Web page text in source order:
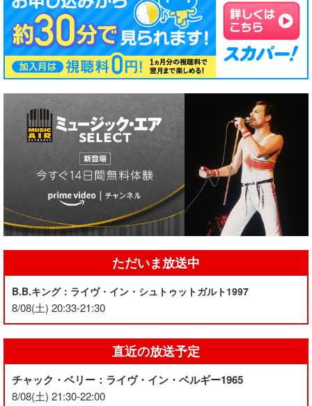
ただいま放送中
B.B.キング：ライヴ・イン・シュトゥットガルト1997
8/08(土) 20:33-21:30
直近の放送予定
チャック・ベリー：ライヴ・イン・ベルギー1965
8/08(土) 21:30-22:00